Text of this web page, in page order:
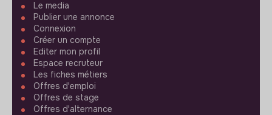
Le media
Publier une annonce
Connexion
Créer un compte
Editer mon profil
Espace recruteur
Les fiches métiers
Offres d'emploi
Offres de stage
Offres d'alternance